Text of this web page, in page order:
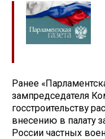
Ранее
зампредседателя
госстроительству
внесению в палату
России частных